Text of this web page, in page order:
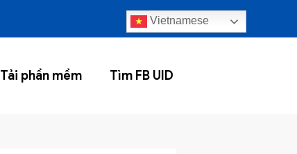
Vietnamese
Tải phần mềm Tìm FB UID